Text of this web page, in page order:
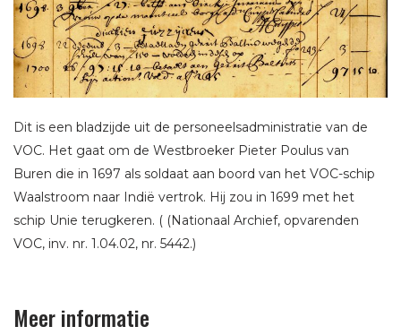
Dit is een bladzijde uit de personeelsadministratie van de
VOC. Het gaat om de Westbroeker Pieter Poulus van
Buren die in 1697 als soldaat aan boord van het VOC-schip
Waalstroom naar Indië vertrok. Hij zou in 1699 met het
schip Unie terugkeren. ( (Nationaal Archief, opvarenden
VOC, inv. nr. 1.04.02, nr. 5442.)
Meer informatie